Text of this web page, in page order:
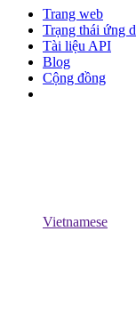
Trang web
Trạng thái ứng
Tài liệu API
Blog
Cộng đồng
Vietnamese